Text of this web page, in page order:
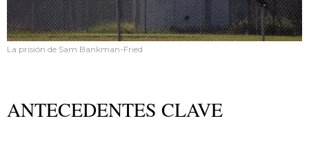
La prisión de Sam Bankman-Fried
ANTECEDENTES CLAVE